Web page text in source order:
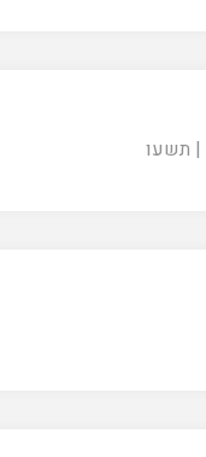
| תשעו